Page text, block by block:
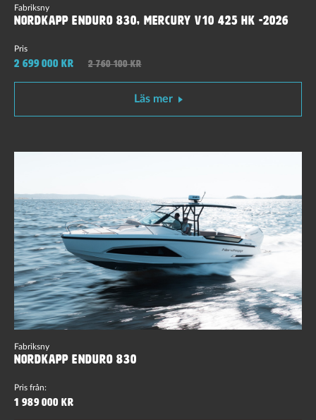
Fabriksny
Nordkapp Enduro 830, Mercury V10 425 hk -2026
Pris
2 699 000 kr 2 760 100 kr
Läs mer
Fabriksny
Nordkapp Enduro 830
Pris från:
1 989 000 kr